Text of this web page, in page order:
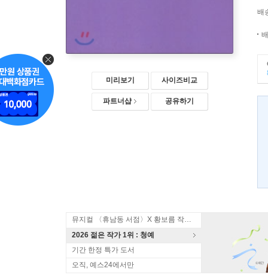
미리보기 사이즈비교
파트너샵 공유하기
배
뮤지컬 〈휴남동 서점〉X 황보름 작가 북토크
2026 젊은 작가 1위 : 청예
기간 한정 특가 도서
오직, 예스24에서만